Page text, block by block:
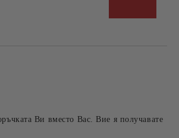
Ви вместо Вас. Вие я получавате